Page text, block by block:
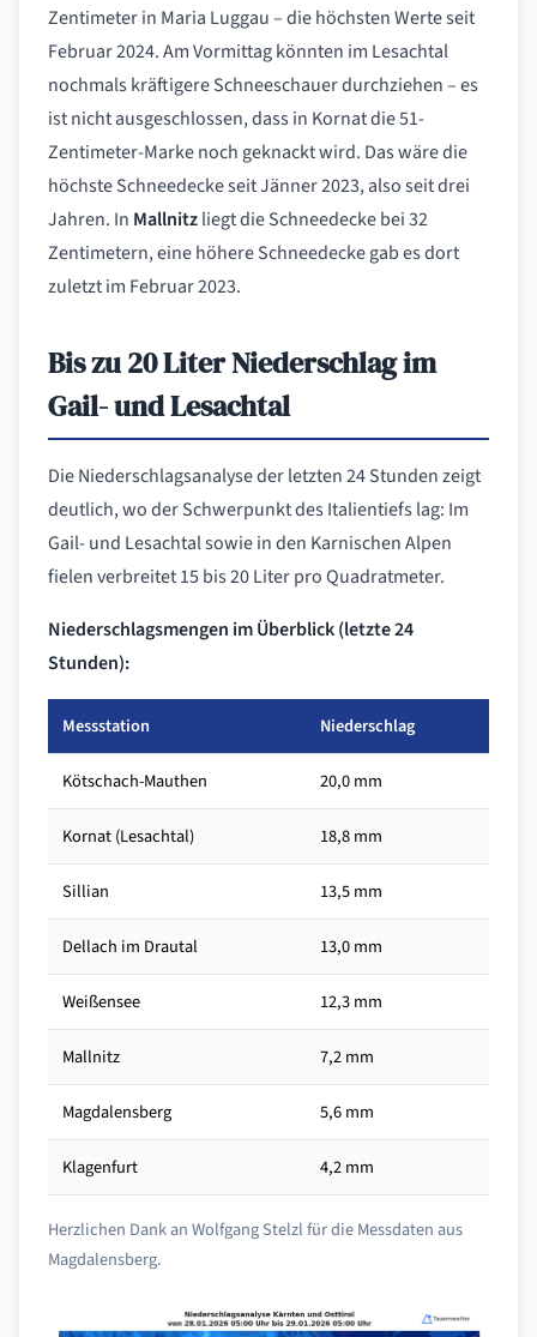
Zentimeter in Maria Luggau – die höchsten Werte seit
Februar 2024. Am Vormittag könnten im Lesachtal
nochmals kräftigere Schneeschauer durchziehen – es
ist nicht ausgeschlossen, dass in Kornat die 51-
Zentimeter-Marke noch geknackt wird. Das wäre die
höchste Schneedecke seit Jänner 2023, also seit drei
Jahren. In Mallnitzliegt die Schneedecke bei 32
Zentimetern, eine höhere Schneedecke gab es dort
zuletzt im Februar 2023.
Bis zu 20 Liter Niederschlag im
Gail- und Lesachtal
Die Niederschlagsanalyse der letzten 24 Stunden zeigt
deutlich, wo der Schwerpunkt des Italientiefs lag: Im
Gail- und Lesachtal sowie in den Karnischen Alpen
fielen verbreitet 15 bis 20 Liter pro Quadratmeter.
Niederschlagsmengen im Überblick (letzte 24
Stunden):
Messstation Niederschlag
Kötschach-Mauthen 20,0 mm
Kornat (Lesachtal) 18,8 mm
Sillian 13,5 mm
Dellach im Drautal 13,0 mm
Weißensee 12,3 mm
Mallnitz 7,2 mm
Magdalensberg 5,6 mm
Klagenfurt 4,2 mm
Herzlichen Dank an Wolfgang Stelzl für die Messdaten aus
Magdalensberg.